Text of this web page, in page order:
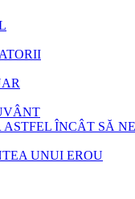
ÎNCÂT SĂ
UNUI EROU